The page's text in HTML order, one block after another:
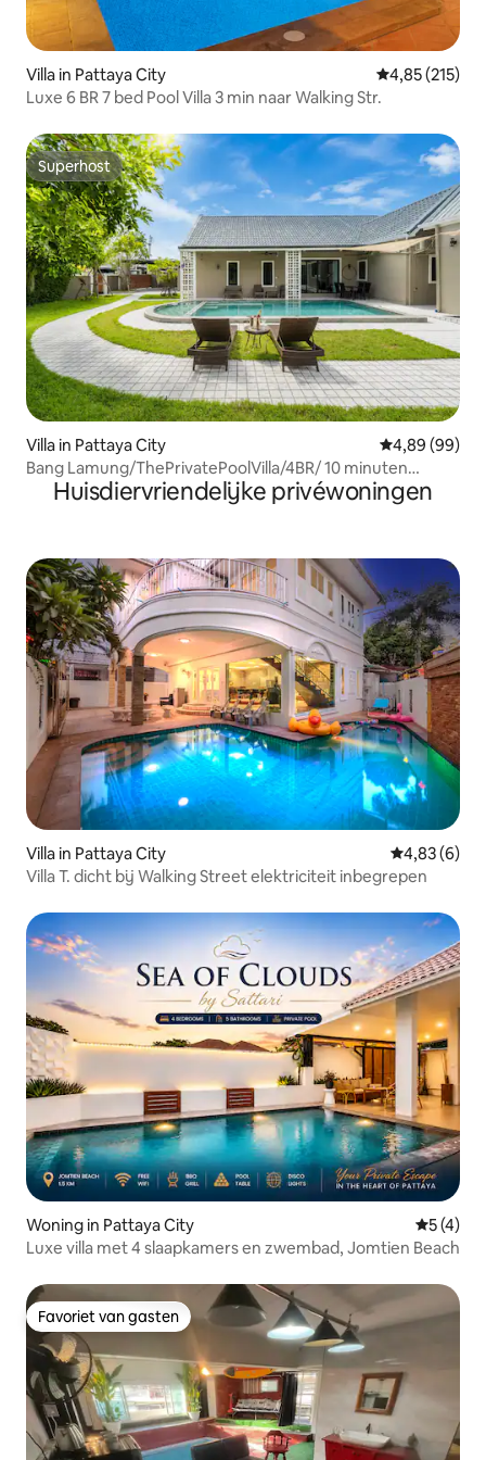
Villa in Pattaya City Gemiddelde
4,85 (215)
Luxe 6 BR 7 bed Pool Villa 3 min naar Walking Str.
Superhost
Superhost
Villa in Pattaya City Gemiddelde
4,89 (99)
Bang Lamung/ThePrivatePoolVilla/4BR/ 10 minuten
strand!Huisdiervriendelijke privéwoningen
Villa in Pattaya City Gemiddelde
4,83 (6)
Villa T. dicht bij Walking Street elektriciteit inbegrepen
Woning in Pattaya City
5 (4)
Luxe villa met 4 slaapkamers en zwembad, Jomtien Beach
Favoriet van gasten
Favoriet van gasten